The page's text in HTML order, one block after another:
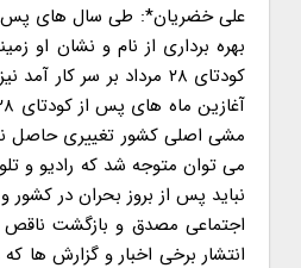
بهره برداری از نام و نشان
کودتای ۲۸ مرداد بر سر
مشی اصلی کشور تغییری حاصل
می توان متوجه شد که رادیو و
نباید پس از بروز بحران در
اجتماعی مصدق و بازگشت ناقص